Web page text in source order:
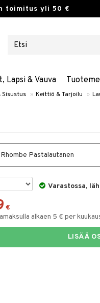
toimitus yli 50 €
Lapsi & Vauva
Sisustus » Keittiö & Tarjoilu »
Rhombe Pastalautanen
Varastossa,
€
alkaen 5 € per
LISÄÄ